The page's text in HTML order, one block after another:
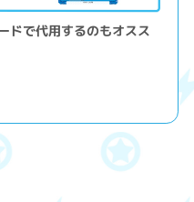
ドで代用するのもオスス